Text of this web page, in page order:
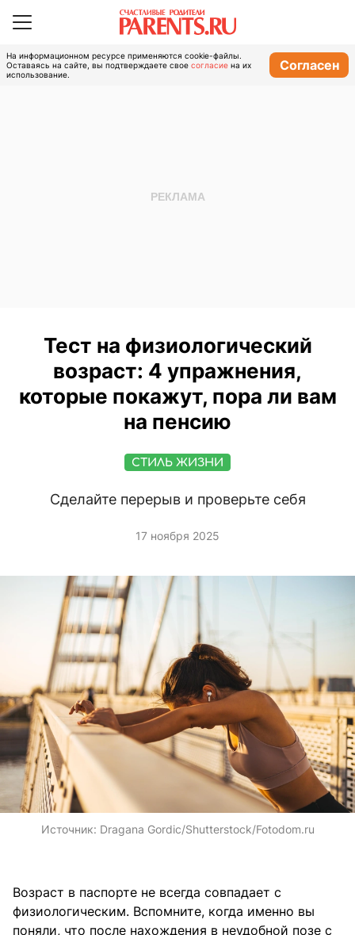
На информационном ресурсе применяются cookie-файлы.
Оставаясь на сайте, вы подтверждаете свое согласие на их
использование.
Согласен
Тест на физиологический
возраст: 4 упражнения,
которые покажут, пора ли вам
на пенсию
СТИЛЬ ЖИЗНИ
Сделайте перерыв и проверьте себя
17 ноября 2025
Источник: Dragana Gordic/Shutterstock/Fotodom.ru
Возраст в паспорте не всегда совпадает с
физиологическим. Вспомните, когда именно вы
поняли, что после нахождения в неудобной позе с